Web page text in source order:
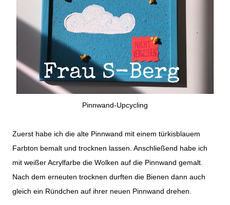
Pinnwand-Upcycling
Zuerst habe ich die alte Pinnwand mit einem türkisblauem
Farbton bemalt und trocknen lassen. Anschließend habe ich
mit weißer Acrylfarbe die Wolken auf die Pinnwand gemalt.
Nach dem erneuten trocknen durften die Bienen dann auch
gleich ein Ründchen auf ihrer neuen Pinnwand drehen.